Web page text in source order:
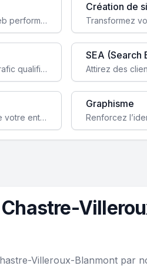
Augmentez votre visibilité et crédibilité en ligne avec un site web performant, conçu pour attirer plus de clients.
Création de
Boostez la visibilité de votre site web sur Google et attirez du trafic qualifié grâce à nos stratégies SEO.
SEA (Search
Augmentez votre notoriété en ligne et stimulez la croissance de votre entreprise grâce à une stratégie sociale sur mesure.
Graphisme
Villeroux-Blanmont par